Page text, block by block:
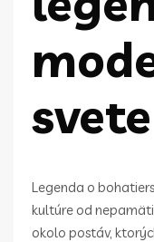
svete
Legenda o
kultúre od
okolo postáv,